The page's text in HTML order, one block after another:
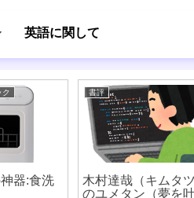
英語に関して
器:食洗
書評
木村達哉（キムタ
のユメタン（夢を